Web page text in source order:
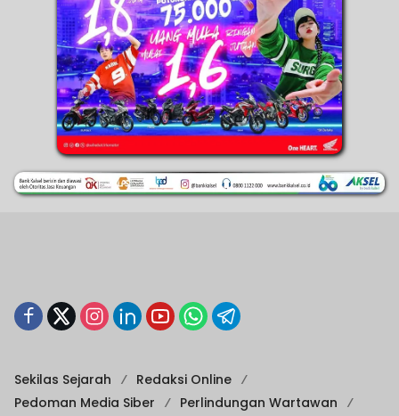
Sekilas Sejarah
Redaksi Online
Pedoman Media Siber
Perlindungan Wartawan